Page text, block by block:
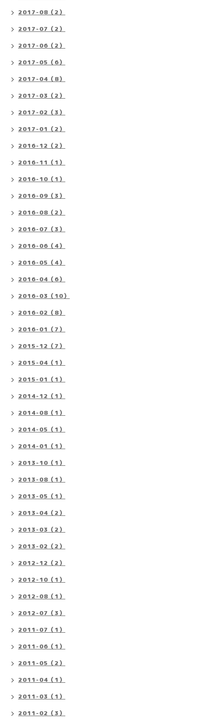
2017-08（2）
2017-07（2）
2017-06（2）
2017-05（6）
2017-04（8）
2017-03（2）
2017-02（3）
2017-01（2）
2016-12（2）
2016-11（1）
2016-10（1）
2016-09（3）
2016-08（2）
2016-07（3）
2016-06（4）
2016-05（4）
2016-04（6）
2016-03（10）
2016-02（8）
2016-01（7）
2015-12（7）
2015-04（1）
2015-01（1）
2014-12（1）
2014-08（1）
2014-05（1）
2014-01（1）
2013-10（1）
2013-08（1）
2013-05（1）
2013-04（2）
2013-03（2）
2013-02（2）
2012-12（2）
2012-10（1）
2012-08（1）
2012-07（3）
2011-07（1）
2011-06（1）
2011-05（2）
2011-04（1）
2011-03（1）
2011-02（3）